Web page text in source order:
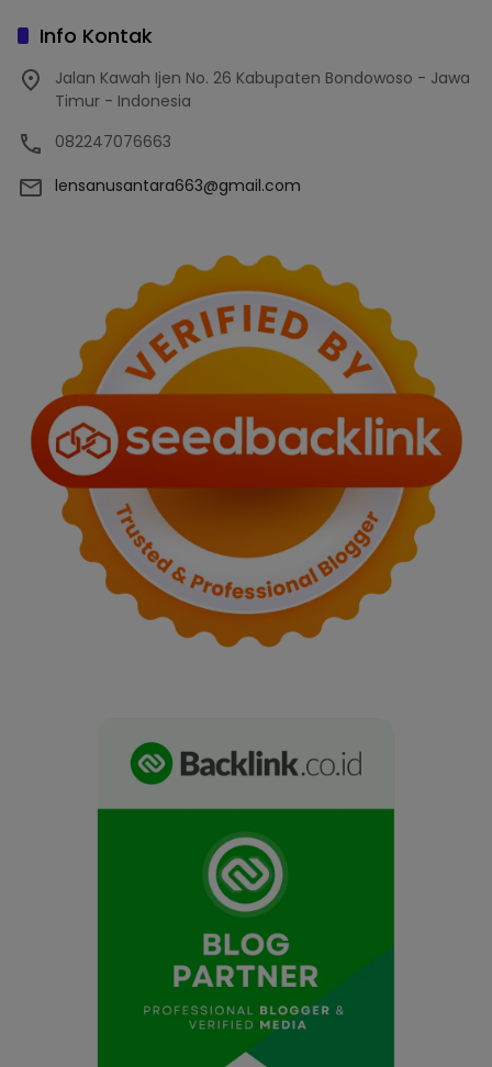
Info Kontak
Jalan Kawah Ijen No. 26 Kabupaten Bondowoso - Jawa
Timur - Indonesia
082247076663
lensanusantara663@gmail.com